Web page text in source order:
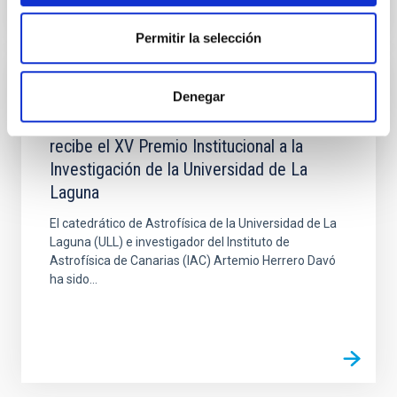
Permitir la selección
Denegar
Artemio Herrero, investigador del IAC,
recibe el XV Premio Institucional a la
Investigación de la Universidad de La
Laguna
El catedrático de Astrofísica de la Universidad de La
Laguna (ULL) e investigador del Instituto de
Astrofísica de Canarias (IAC) Artemio Herrero Davó
ha sido...